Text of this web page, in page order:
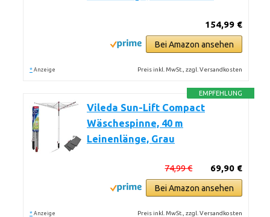
154,99 €
Bei Amazon ansehen
* Anzeige Preis inkl. MwSt., zzgl. Versandkosten
EMPFEHLUNG
Vileda Sun-Lift Compact
Wäschespinne, 40 m
Leinenlänge, Grau
69,90 €
74,99 €
Bei Amazon ansehen
* Anzeige Preis inkl. MwSt., zzgl. Versandkosten